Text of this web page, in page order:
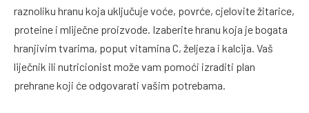
raznoliku hranu koja uključuje voće, povrće, cjelovite žitarice,
proteine i mliječne proizvode. Izaberite hranu koja je bogata
hranjivim tvarima, poput vitamina C, željeza i kalcija. Vaš
liječnik ili nutricionist može vam pomoći izraditi plan
prehrane koji će odgovarati vašim potrebama.